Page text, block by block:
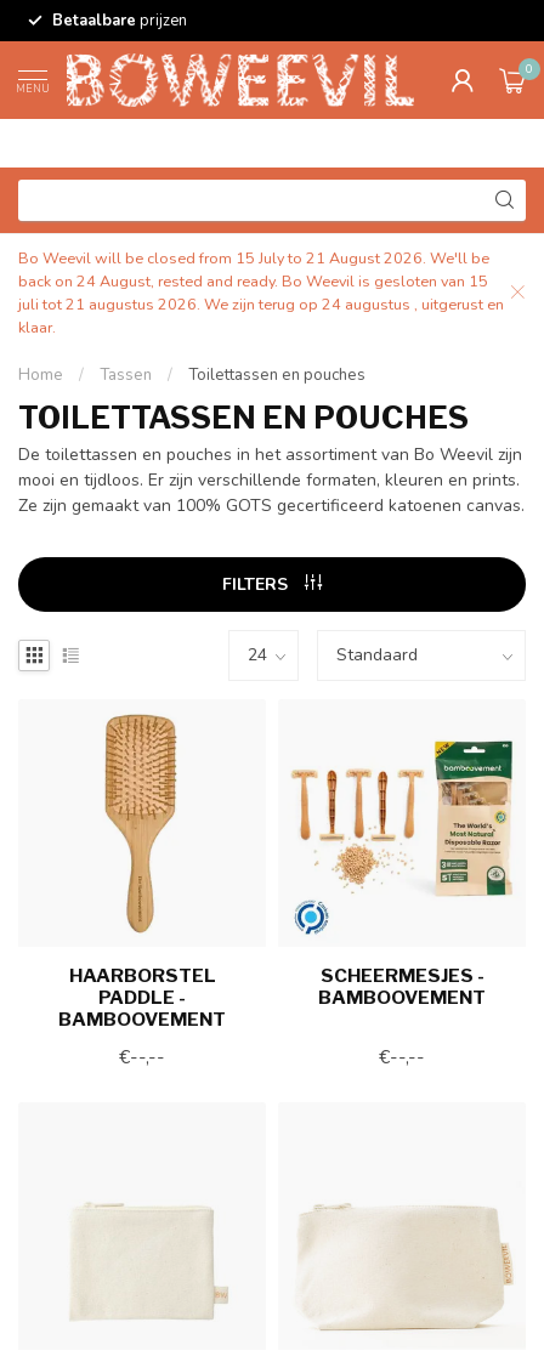
Betaalbare prijzen
MENU
0
Bo Weevil will be closed from 15 July to 21 August 2026. We'll be
back on 24 August, rested and ready. Bo Weevil is gesloten van 15
juli tot 21 augustus 2026. We zijn terug op 24 augustus , uitgerust en
klaar.
Home / Tassen / Toilettassen en pouches
TOILETTASSEN EN POUCHES
De toilettassen en pouches in het assortiment van Bo Weevil zijn
mooi en tijdloos. Er zijn verschillende formaten, kleuren en prints.
Ze zijn gemaakt van 100% GOTS gecertificeerd katoenen canvas.
FILTERS
HAARBORSTEL
PADDLE -
BAMBOOVEMENT
€--,--
SCHEERMESJES -
BAMBOOVEMENT
€--,--